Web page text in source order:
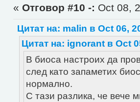
« Отговор #10 -: Oct 08,
Цитат на: malin в Oct 06,
Цитат на: ignorant в Oct
В биоса настроих да
след като запаметих
нормално.
С тази разлика, че вече